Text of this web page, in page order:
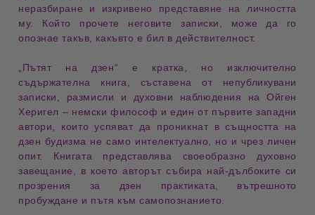
неразбиране и изкривено представяне на личността
му. Който прочете неговите записки
, може да го
опознае такъв, какъвто е бил в действителност.
„Пътят на дзен“ е кратка, но изключително
съдържателна книга, съставена от непубликувани
записки
, размисли и духовни наблюдения наОйген
Херигел – немски философ и един от първите западни
автори, които успяват да проникнат всъщността на
дзен будизма не само интелектуално, но и чрез личен
опит. Книгата представлява своеобразно духовно
завещание, в което авторът събира най-дълбоките си
прозрения за дзен практиката
вътрешното
пробуждане и пътя към самопознанието